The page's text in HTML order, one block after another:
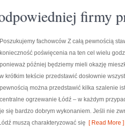
firmy
Poszukujemy fachowców Z całą pewnością
konieczność poświęcenia na ten cel wielu
ponieważ później będziemy mieli okazję
w krótkim tekście przedstawić dosłownie
pewnością można przedstawić kilka szalenie
centralne ogrzewanie Łódź – w każdym
się bardzo dobrym wykonaniem. Jeśli nie
muszą charakteryzować się [ Read More ]